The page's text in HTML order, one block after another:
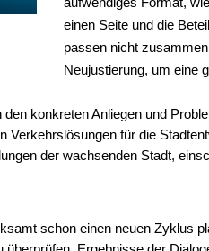
einen Seite und die
passen nicht
Neujustierung, um eine
konkreten Anliegen und
Verkehrslösungen für die
der wachsenden Stadt,
schon einen neuen Zyklus